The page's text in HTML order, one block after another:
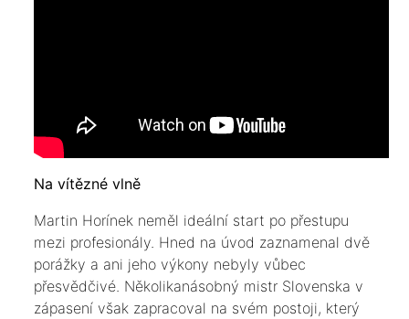
Na vítězné vlně
Martin Horínek neměl ideální start po přestupu
mezi profesionály. Hned na úvod zaznamenal dvě
porážky a ani jeho výkony nebyly vůbec
přesvědčivé. Několikanásobný mistr Slovenska v
zápasení však zapracoval na svém postoji, který